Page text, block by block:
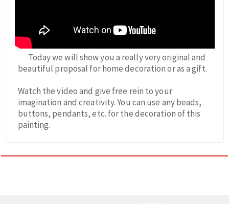
Today we will show you a really very original and
beautiful proposal for home decoration or as a gift.
Watch the video and give free rein to your
imagination and creativity. You can use any beads,
buttons, pendants, etc. for the decoration of this
painting.